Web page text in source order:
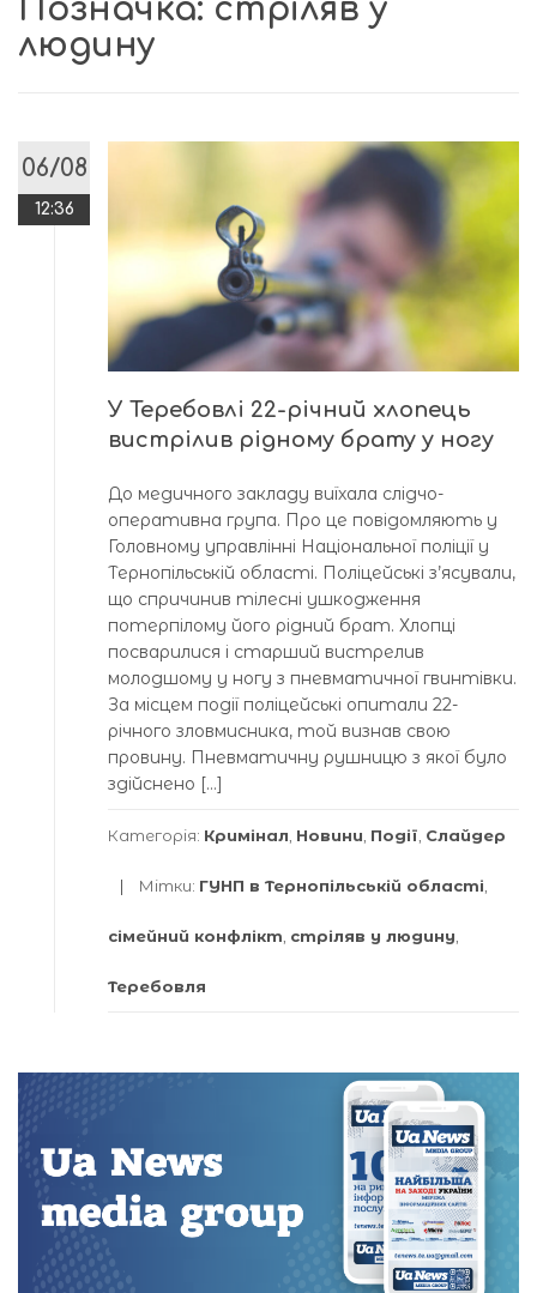
Позначка: стріляв у
людину
06/08
12:36
У Теребовлі 22-річний хлопець
вистрілив рідному брату у ногу
До медичного закладу виїхала слідчо-
оперативна група. Про це повідомляють у
Головному управлінні Національної поліції у
Тернопільській області. Поліцейські з’ясували,
що спричинив тілесні ушкодження
потерпілому його рідний брат. Хлопці
посварилися і старший вистрелив
молодшому у ногу з пневматичної гвинтівки.
За місцем події поліцейські опитали 22-
річного зловмисника, той визнав свою
провину. Пневматичну рушницю з якої було
здійснено […]
Категорія: Кримінал Новини Події Слайдер
Мітки: ГУНП в Тернопільській області
сімейний конфлікт стріляв у людину
Теребовля